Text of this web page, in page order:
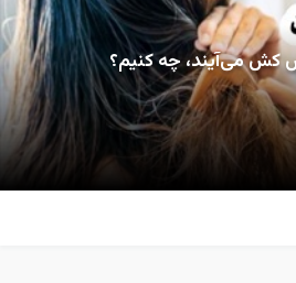
کش می‌آیند، چه کنیم؟